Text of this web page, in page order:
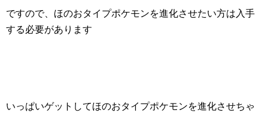
ですので、ほのおタイプポケモンを進化させたい方は入手
する必要があります
いっぱいゲットしてほのおタイプポケモンを進化させちゃ